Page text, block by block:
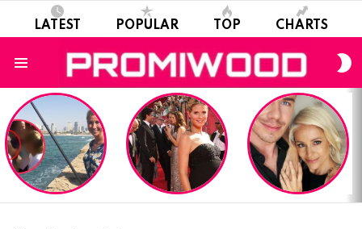
LATEST POPULAR TOP CHARTS
LATEST
STORIES